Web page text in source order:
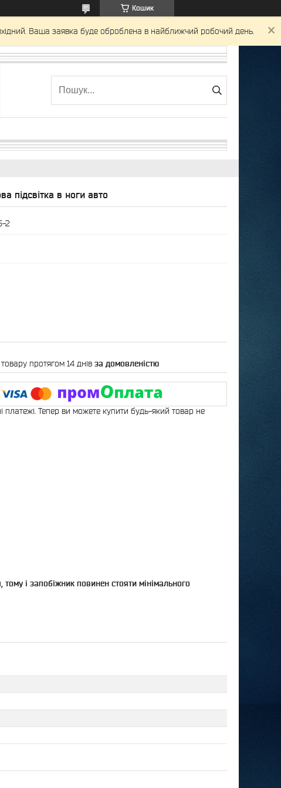
Кошик
Ваша заявка буде оброблена в найближчий робочий день.
підсвітка в ноги авто
2
протягом 14 днів за домовленістю
платежі. Тепер ви можете купити будь-який товар не
і запобіжник повинен стояти мінімального